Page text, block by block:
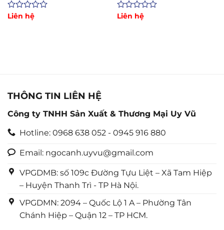
Được
Liên hệ
Được
Liên hệ
THÔNG TIN LIÊN HỆ
Công ty TNHH Sản Xuất & Thương Mại Uy Vũ
Hotline: 0968 638 052 - 0945 916 880
Email: ngocanh.uyvu@gmail.com
VPGDMB: số 109c Đường Tựu Liệt – Xã Tam Hiệp
– Huyện Thanh Trì - TP Hà Nội.
VPGDMN: 2094 – Quốc Lộ 1 A – Phường Tân
Chánh Hiệp – Quận 12 – TP HCM.